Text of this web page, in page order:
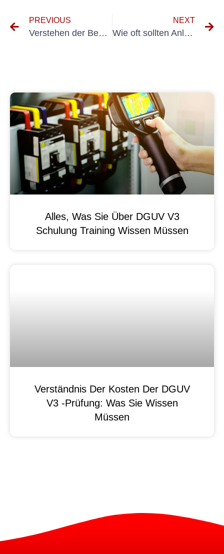
PREVIOUS
Verstehen der Bedeutung ortsfester Anlagen gemäß DGUV V3-Regelwerk
NEXT
Wie oft sollten Anlagevermögen auf Konformität überprüft werden?
Alles, Was Sie Über DGUV V3
Schulung Training Wissen Müssen
Verständnis Der Kosten Der DGUV
V3 -Prüfung: Was Sie Wissen
Müssen